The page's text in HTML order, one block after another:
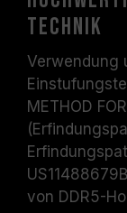
Technik
Verwendung
METHOD
von DDR5-